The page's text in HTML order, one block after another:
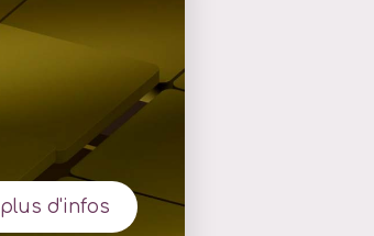
plus d'infos